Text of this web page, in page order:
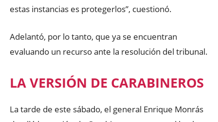
estas instancias es protegerlos”, cuestionó.
Adelantó, por lo tanto, que ya se encuentran
evaluando un recurso ante la resolución del tribunal.
LA VERSIÓN DE CARABINEROS
La tarde de este sábado, el general Enrique Monrás